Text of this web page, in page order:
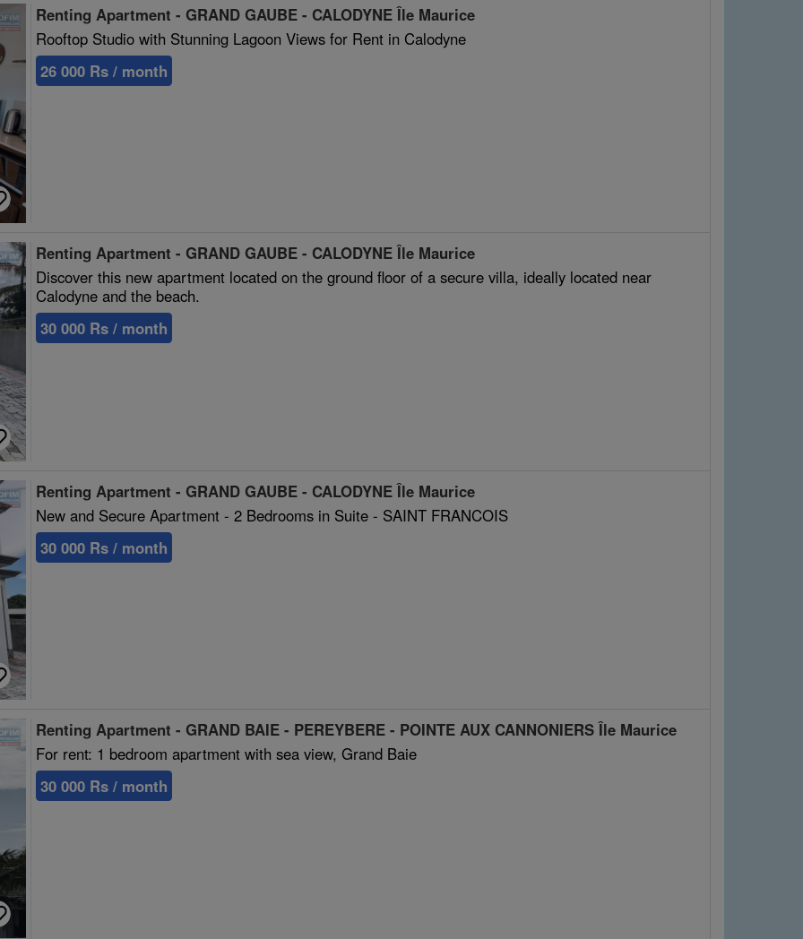
Renting Apartment - GRAND GAUBE - CALODYNE Île Maurice
Rooftop Studio with Stunning Lagoon Views for Rent in Calodyne
26 000 Rs / month
Renting Apartment - GRAND GAUBE - CALODYNE Île Maurice
Discover this new apartment located on the ground floor of a secure villa, ideally located near
Calodyne and the beach.
30 000 Rs / month
Renting Apartment - GRAND GAUBE - CALODYNE Île Maurice
New and Secure Apartment - 2 Bedrooms in Suite - SAINT FRANCOIS
30 000 Rs / month
Renting Apartment - GRAND BAIE - PEREYBERE - POINTE AUX CANNONIERS Île Maurice
For rent: 1 bedroom apartment with sea view, Grand Baie
30 000 Rs / month